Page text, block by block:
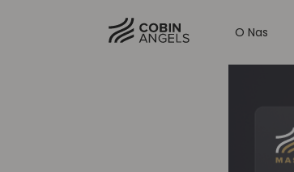
O Nas